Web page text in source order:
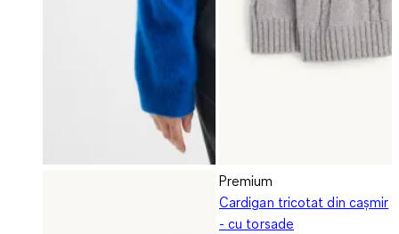
Premium
Cardigan tricotat din cașmir
- cu torsade